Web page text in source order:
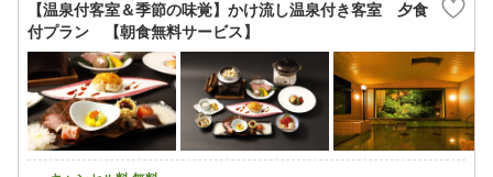
【温泉付客室＆季節の味覚】かけ流し温泉付き客室 夕食
付プラン 【朝食無料サービス】